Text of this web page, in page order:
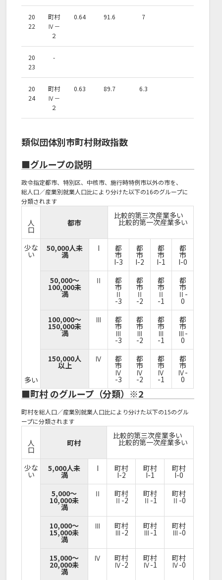
20
22
町村
Ⅳ－
２
0.64 91.6 7
20
23
-
20
24
町村
Ⅳ－
２
0.63 89.7 6.3
類似団体別市町村財政指数
■グループの説明
政令指定都市、特別区、中核市、施行時特例市以外の市を、
総人口／産業別就業人口比により分けた以下の16のグループに
分類されます
人
口
都市
比較的第三次産業多い
比較的第一次産業多い
少な
い
多い
50,000人未
満
I 都
市
I-3
都
市
I-2
都
市
I-1
都
市
I-0
50,000～
100,000未
満
Ⅱ 都
市
Ⅱ
-3
都
市
Ⅱ
-2
都
市
Ⅱ
-1
都
市
Ⅱ-
0
100,000～
150,000未
満
Ⅲ 都
市
Ⅲ
-3
都
市
Ⅲ
-2
都
市
Ⅲ
-1
都
市
Ⅲ-
0
150,000人
以上
Ⅳ 都
市
Ⅳ
-3
都
市
Ⅳ
-2
都
市
Ⅳ
-1
都
市
Ⅳ-
0
■町村 のグループ（分類）※2
町村を総人口／産業別就業人口比により分けた以下の15のグル
ープに分類されます
人
口
町村
比較的第三次産業多い
比較的第一次産業多い
少な
い
5,000人未
満
I 町村
I-2
町村
I-1
町村
I-0
5,000～
10,000未
満
Ⅱ 町村
Ⅱ-2
町村
Ⅱ-1
町村
Ⅱ-0
10,000～
15,000未
満
Ⅲ 町村
Ⅲ-2
町村
Ⅲ-1
町村
Ⅲ-0
15,000～
20,000未
満
Ⅳ 町村
Ⅳ-2
町村
Ⅳ-1
町村
Ⅳ-0